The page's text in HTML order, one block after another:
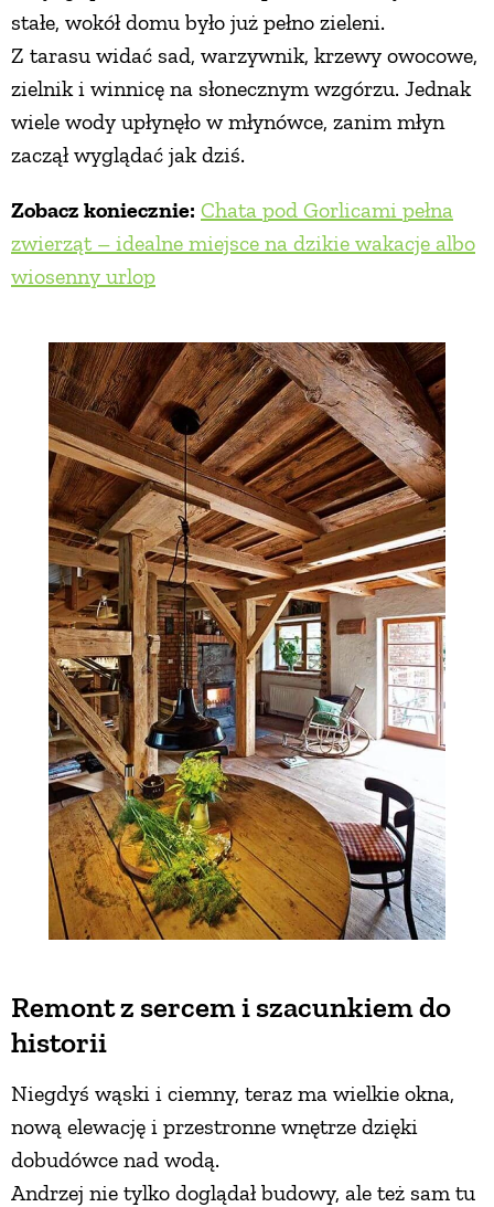
stałe, wokół domu było już pełno zieleni.
Z tarasu widać sad, warzywnik, krzewy owocowe,
zielnik i winnicę na słonecznym wzgórzu. Jednak
wiele wody upłynęło w młynówce, zanim młyn
zaczął wyglądać jak dziś.
Zobacz koniecznie: Chata pod Gorlicami pełna
zwierząt – idealne miejsce na dzikie wakacje albo
wiosenny urlop
Remont z sercem i szacunkiem do
historii
Niegdyś wąski i ciemny, teraz ma wielkie okna,
nową elewację i przestronne wnętrze dzięki
dobudówce nad wodą.
Andrzej nie tylko doglądał budowy, ale też sam tu